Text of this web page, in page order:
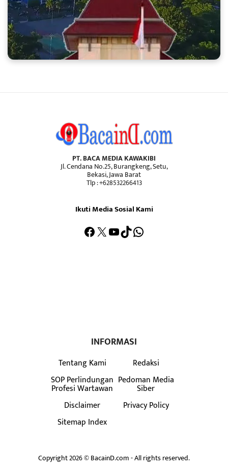
PT. BACA MEDIA KAWAKIBI
Jl. Cendana No.25, Burangkeng, Setu,
Bekasi, Jawa Barat
Tlp : +628532266413
Ikuti Media Sosial Kami
Facebook
X YouTube
TikTokWhatsApp
INFORMASI
Tentang Kami
Redaksi
SOP Perlindungan
Profesi Wartawan
Pedoman Media
Siber
Disclaimer
Privacy Policy
Sitemap Index
Copyright 2026 © BacainD.com - All rights reserved.